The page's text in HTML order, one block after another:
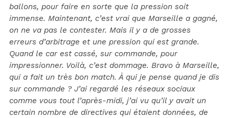
ballons, pour faire en sorte que la pression soit
immense. Maintenant, c’est vrai que Marseille a gagné,
on ne va pas le contester. Mais il y a de grosses
erreurs d’arbitrage et une pression qui est grande.
Quand le car est cassé, sur commande, pour
impressionner. Voilà, c’est dommage. Bravo à Marseille,
qui a fait un très bon match. À qui je pense quand je dis
sur commande ? J’ai regardé les réseaux sociaux
comme vous tout l’après-midi, j’ai vu qu’il y avait un
certain nombre de directives qui étaient données, de